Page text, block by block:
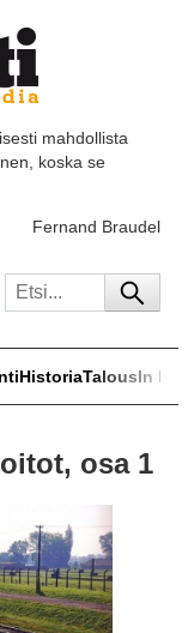
mahdollista
koska se
Fernand Braudel
HistoriaTalousIn
osa 1